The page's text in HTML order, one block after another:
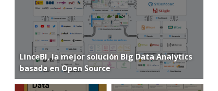
LinceBI, la mejor solución Big Data Analytics
basada en Open Source